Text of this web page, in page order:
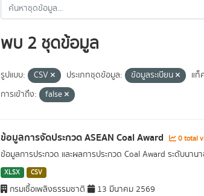
พบ 2 ชุดข้อมูล
รูปแบบ: CSV ประเภทชุดข้อมูล: ข้อมูลระเบียน แท็
การเข้าถึง:
false
ข้อมูลการจัดประกวด ASEAN Coal Award 0 total
ข้อมูลการประกวด และผลการประกวด Coal Award ระดับนา
XLSX CSV
กรมเชื้อเพลิงธรรมชาติ 13 มีนาคม 2569